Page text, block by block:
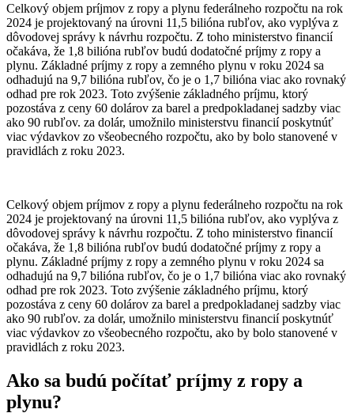
Celkový objem príjmov z ropy a plynu federálneho rozpočtu na rok
2024 je projektovaný na úrovni 11,5 bilióna rubľov, ako vyplýva z
dôvodovej správy k návrhu rozpočtu. Z toho ministerstvo financií
očakáva, že 1,8 bilióna rubľov budú dodatočné príjmy z ropy a
plynu. Základné príjmy z ropy a zemného plynu v roku 2024 sa
odhadujú na 9,7 bilióna rubľov, čo je o 1,7 bilióna viac ako rovnaký
odhad pre rok 2023. Toto zvýšenie základného príjmu, ktorý
pozostáva z ceny 60 dolárov za barel a predpokladanej sadzby viac
ako 90 rubľov. za dolár, umožnilo ministerstvu financií poskytnúť
viac výdavkov zo všeobecného rozpočtu, ako by bolo stanovené v
pravidlách z roku 2023.
Celkový objem príjmov z ropy a plynu federálneho rozpočtu na rok
2024 je projektovaný na úrovni 11,5 bilióna rubľov, ako vyplýva z
dôvodovej správy k návrhu rozpočtu. Z toho ministerstvo financií
očakáva, že 1,8 bilióna rubľov budú dodatočné príjmy z ropy a
plynu. Základné príjmy z ropy a zemného plynu v roku 2024 sa
odhadujú na 9,7 bilióna rubľov, čo je o 1,7 bilióna viac ako rovnaký
odhad pre rok 2023. Toto zvýšenie základného príjmu, ktorý
pozostáva z ceny 60 dolárov za barel a predpokladanej sadzby viac
ako 90 rubľov. za dolár, umožnilo ministerstvu financií poskytnúť
viac výdavkov zo všeobecného rozpočtu, ako by bolo stanovené v
pravidlách z roku 2023.
Ako sa budú počítať príjmy z ropy a
plynu?